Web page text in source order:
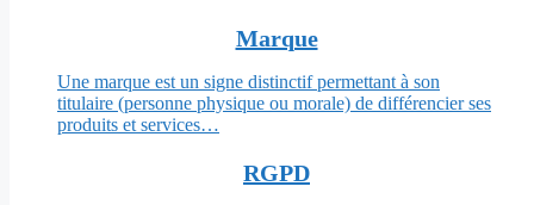
Marque
Une marque est un signe distinctif permettant à son
titulaire (personne physique ou morale) de différencier ses
produits et services…
RGPD